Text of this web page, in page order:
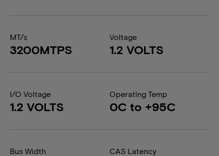
MT/s
3200MTPS
Voltage
1.2 VOLTS
I/O Voltage
1.2 VOLTS
Operating Temp
0C to +95C
Bus Width CAS Latency